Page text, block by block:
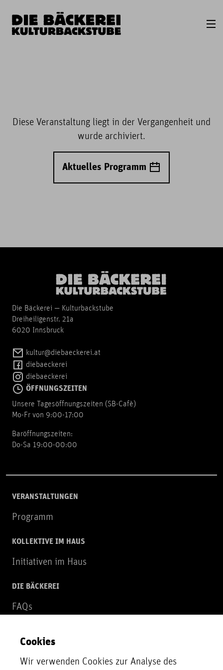
Diese Veranstaltung liegt in der Vergangenheit und
wurde archiviert.
Aktuelles Programm
Die Bäckerei — Kulturbackstube
Dreiheiligenstr. 21a
6020 Innsbruck
kultur@diebaeckerei.at
diebaeckerei
diebaeckerei
ÖFFNUNGSZEITEN
Unsere Tagesöffnungszeiten (SB-Cafè)
Mo-Fr von 9:00-17:00
Baröffnungszeiten:
Do-Sa 19:00-00:00
VERANSTALTUNGEN
Programm
KOLLEKTIVE IM HAUS
Initiativen im Haus
DIE BÄCKEREI
FAQs
NEWSLETTER
Zur Newsletter Anmeldung
Cookies
Wir verwenden Cookies zur Analyse des